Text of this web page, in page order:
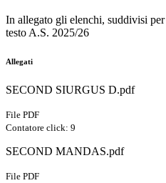
In allegato gli elenchi, suddivisi
testo A.S. 2025/26
Allegati
SECOND SIURGUS D.pdf
File PDF
Contatore click: 9
SECOND MANDAS.pdf
File PDF